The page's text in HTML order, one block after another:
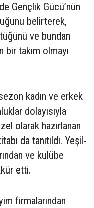
Gençlik Gücü’nün
belirterek,
ve bundan
takım olmayı
kadın ve erkek
dolayısıyla
olarak hazırlanan
da tanıtıldı. Yeşil-
ve kulübe
etti.
firmalarından